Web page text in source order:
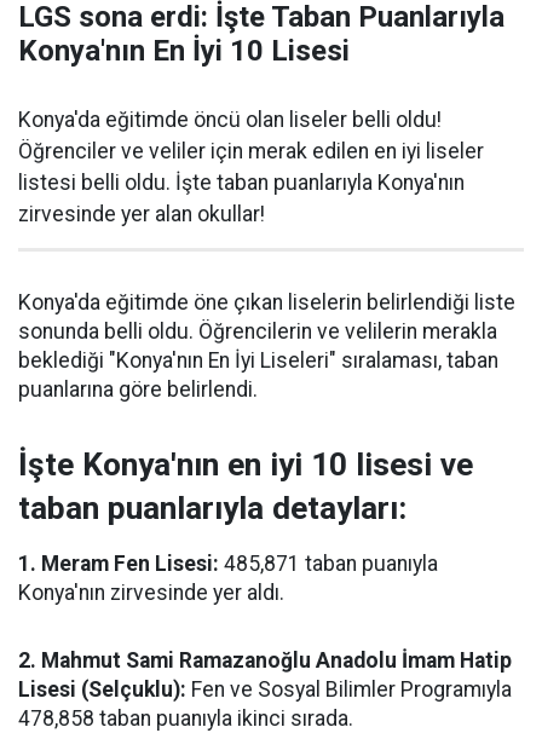
LGS sona erdi: İşte Taban Puanlarıyla
Konya'nın En İyi 10 Lisesi
Konya'da eğitimde öncü olan liseler belli oldu!
Öğrenciler ve veliler için merak edilen en iyi liseler
listesi belli oldu. İşte taban puanlarıyla Konya'nın
zirvesinde yer alan okullar!
Konya'da eğitimde öne çıkan liselerin belirlendiği liste
sonunda belli oldu. Öğrencilerin ve velilerin merakla
beklediği "Konya'nın En İyi Liseleri" sıralaması, taban
puanlarına göre belirlendi.
İşte Konya'nın en iyi 10 lisesi ve
taban puanlarıyla detayları:
1. Meram Fen Lisesi: 485,871 taban puanıyla
Konya'nın zirvesinde yer aldı.
2. Mahmut Sami Ramazanoğlu Anadolu İmam Hatip
Lisesi (Selçuklu): Fen ve Sosyal Bilimler Programıyla
478,858 taban puanıyla ikinci sırada.